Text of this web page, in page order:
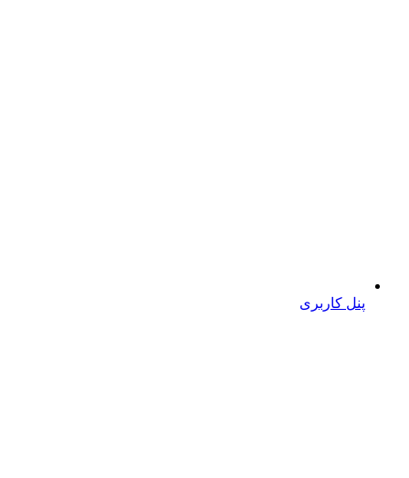
پنل کاربری